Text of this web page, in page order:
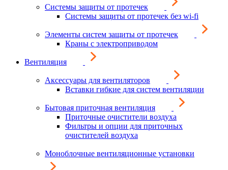
Системы защиты от протечек
Системы защиты от протечек без wi-fi
Элементы систем защиты от протечек
Краны с электроприводом
Вентиляция
Аксессуары для вентиляторов
Вставки гибкие для систем вентиляции
Бытовая приточная вентиляция
Приточные очистители воздуха
Фильтры и опции для приточных
очистителей воздуха
Моноблочные вентиляционные установки